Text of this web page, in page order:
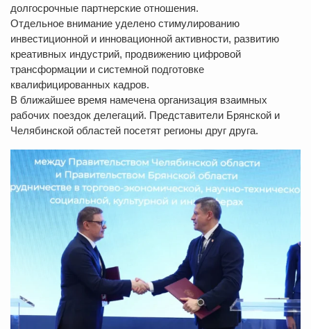
долгосрочные партнерские отношения.
Отдельное внимание уделено стимулированию
инвестиционной и инновационной активности, развитию
креативных индустрий, продвижению цифровой
трансформации и системной подготовке
квалифицированных кадров.
В ближайшее время намечена организация взаимных
рабочих поездок делегаций. Представители Брянской и
Челябинской областей посетят регионы друг друга.